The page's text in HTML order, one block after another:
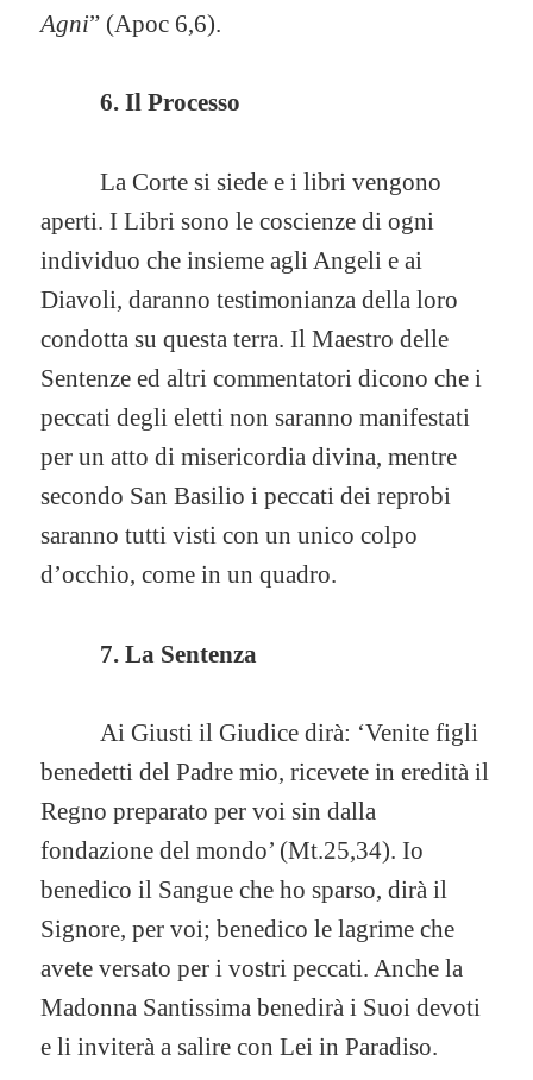
Agni” (Apoc 6,6).
6. Il Processo
La Corte si siede e i libri vengono
aperti. I Libri sono le coscienze di ogni
individuo che insieme agli Angeli e ai
Diavoli, daranno testimonianza della loro
condotta su questa terra. Il Maestro delle
Sentenze ed altri commentatori dicono che i
peccati degli eletti non saranno manifestati
per un atto di misericordia divina, mentre
secondo San Basilio i peccati dei reprobi
saranno tutti visti con un unico colpo
d’occhio, come in un quadro.
7. La Sentenza
Ai Giusti il Giudice dirà: ‘Venite figli
benedetti del Padre mio, ricevete in eredità il
Regno preparato per voi sin dalla
fondazione del mondo’ (Mt.25,34). Io
benedico il Sangue che ho sparso, dirà il
Signore, per voi; benedico le lagrime che
avete versato per i vostri peccati. Anche la
Madonna Santissima benedirà i Suoi devoti
e li inviterà a salire con Lei in Paradiso.